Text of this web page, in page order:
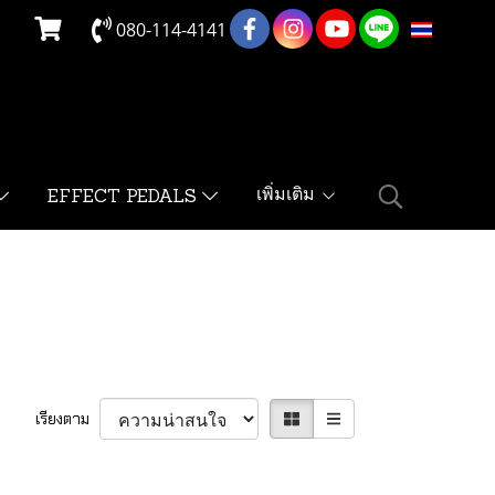
080-114-4141 TH
EFFECT PEDALS เพิ่มเติม
เรียงตาม